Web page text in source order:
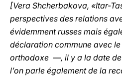
[Vera Shcherbakova, «Itar-
perspectives des relations
évidemment russes mais
déclaration commune avec
orthodoxe —, il y a la date de
l’on parle également de la